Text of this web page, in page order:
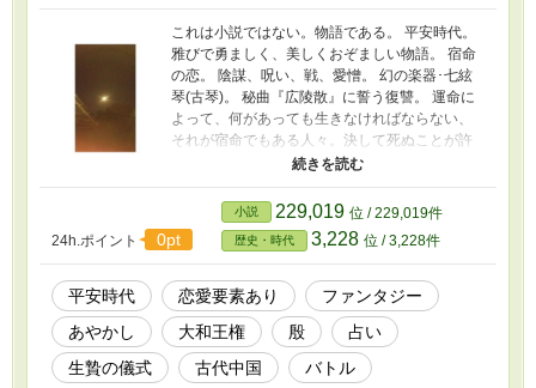
これは小説ではない。物語である。 平安時代。
雅びで勇ましく、美しくおぞましい物語。 宿命
の恋。 陰謀、呪い、戦、愛憎。 幻の楽器･七絃
琴(古琴)。 秘曲『広陵散』に誓う復讐。 運命に
よって、何があっても生きなければならない、
それが宿命でもある人々。決して死ぬことが許
されない男…… 平安時代の雅と呪、貴族と武士
『七絃灌頂血脉──琴の琴ものがたり』番外編 麗
しい公達･周雅は元服したばかりの十五歳の少
年。それでも、すでに琴の名手として名高い。
初めて妹弟子の演奏を耳にしたその日、いつも
は鬼のように厳しい師匠が珍しくやさしく
て…… 不思議な幻想に誘われる周雅の、雅びで
切ない琴の説話。 彼の前に現れた不思議な幻
は、楚漢戦争の頃？殷の後継国？ 本編『七絃灌
頂血脉──琴の琴ものがたり』の名琴・秋声をめ
24h.ポイント 0pt
小説 229,019 位 / 229,019件
歴史・時代 3,228 位 / 3,228件
平安時代 恋愛要素あり
ファンタジー
あやかし
大和王権 殷
占い
生贄の儀式
古代中国 バトル